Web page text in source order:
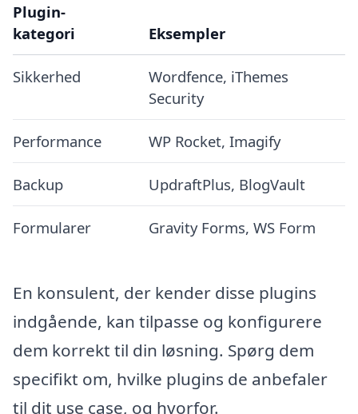
Plugin-
kategori
Eksempler
Sikkerhed
Wordfence, iThemes
Security
Performance WP Rocket, Imagify
Backup UpdraftPlus, BlogVault
Formularer Gravity Forms, WS Form
En konsulent, der kender disse plugins
indgående, kan tilpasse og konfigurere
dem korrekt til din løsning. Spørg dem
specifikt om, hvilke plugins de anbefaler
til dit use case, og hvorfor.